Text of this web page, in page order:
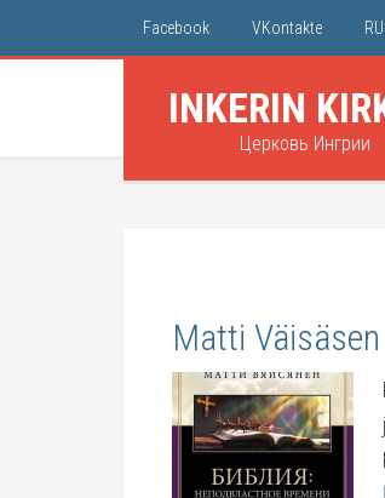
Facebook VKontakte
INKERIN
Церковь Ингрии
Matti